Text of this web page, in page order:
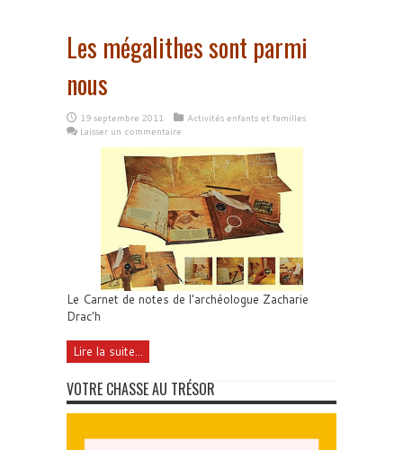
Les mégalithes sont parmi
nous
19 septembre 2011
Activités enfants et familles
Laisser un commentaire
Le Carnet de notes de l'archéologue Zacharie
Drac'h
Lire la suite...
VOTRE CHASSE AU TRÉSOR